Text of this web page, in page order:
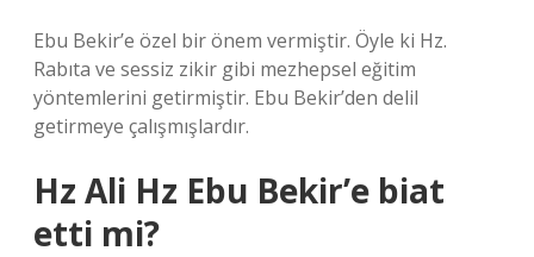
Ebu Bekir’e özel bir önem vermiştir. Öyle ki Hz.
Rabıta ve sessiz zikir gibi mezhepsel eğitim
yöntemlerini getirmiştir. Ebu Bekir’den delil
getirmeye çalışmışlardır.
Hz Ali Hz Ebu Bekir’e biat
etti mi?